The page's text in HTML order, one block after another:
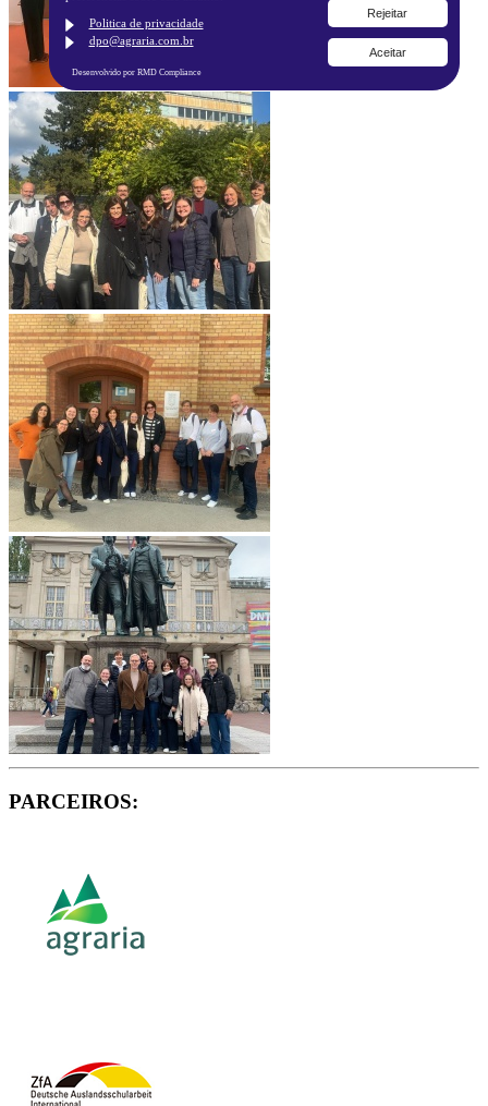
PARCEIROS:
Politica de privacidade
dpo@agraria.com.br
Rejeitar
Aceitar
Desenvolvido por RMD Compliance